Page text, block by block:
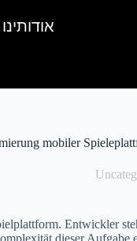
אודותינו
mobiler
Entwickler
dieser Aufgabe